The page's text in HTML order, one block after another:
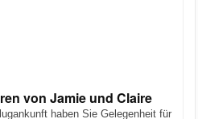
von Jamie und Claire
haben Sie Gelegenheit für